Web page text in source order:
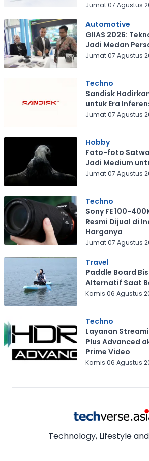
Jumat 07 Agustus
Automotive
GIIAS 2026:
Jadi Medan
Jumat 07 Agustus
Techno
Sandisk
untuk Era
Jumat 07 Agustus
Hobby
Foto-foto
Jadi Medium
Jumat 07 Agustus
Techno
Sony FE 100-
Resmi Dijual di
Harganya
Jumat 07 Agustus
Travel
Paddle Board
Alternatif Saat
Kamis 06 Agustus
Techno
Layanan
Plus Advanced
Prime Video
Kamis 06 Agustus
Technology, Lifestyle